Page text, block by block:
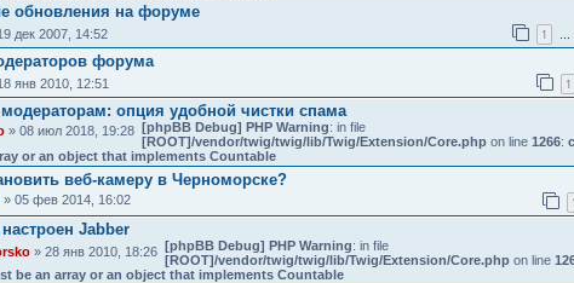
обновления на форуме
дек 2007, 14:52 1
форума
янв 2010, 12:51 1
модераторам: опция удобной чистки спама
» 08 июл 2018, 19:28 [phpBB Debug] PHP Warning: in file
[ROOT]/vendor/twig/twig/lib/Twig/Extension/Core.phpon line 1266:
or an object that implements Countable
веб-камеру в Черноморске?
» 05 фев 2014, 16:02 1
Jabber
» 28 янв 2010, 18:26 [phpBB Debug] PHP Warning: in file
[ROOT]/vendor/twig/twig/lib/Twig/Extension/Core.phpon line
be an array or an object that implements Countable